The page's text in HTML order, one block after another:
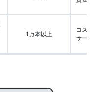
1万本以上
コス
サー